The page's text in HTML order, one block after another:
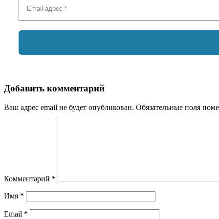
Добавить комментарий
Ваш адрес email не будет опубликован. Обязательные поля
Комментарий *
Имя *
Email *